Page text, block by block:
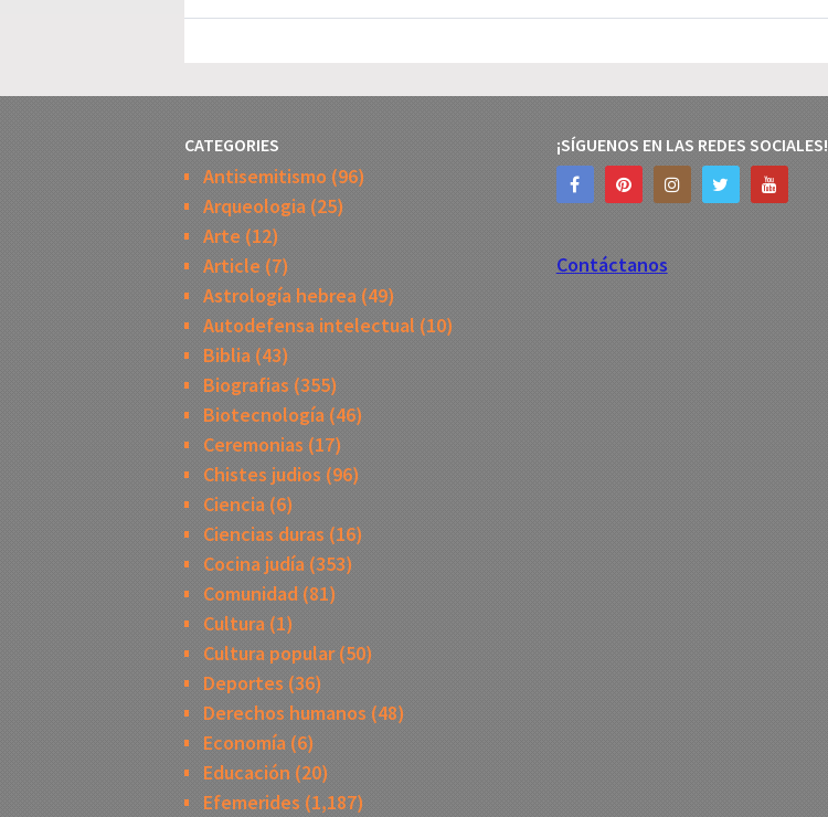
CATEGORIES
Antisemitismo (96)
Arqueologia (25)
Arte (12)
Article (7)
Astrología hebrea (49)
Autodefensa intelectual (10)
Biblia (43)
Biografias (355)
Biotecnología (46)
Ceremonias (17)
Chistes judios (96)
Ciencia (6)
Ciencias duras (16)
Cocina judía (353)
Comunidad (81)
Cultura (1)
Cultura popular(50)
Deportes (36)
Derechos humanos (48)
Economía (6)
Educación (20)
Efemerides (1,187)
¡SÍGUENOS EN LAS REDES SOCIALES!
Contáctanos